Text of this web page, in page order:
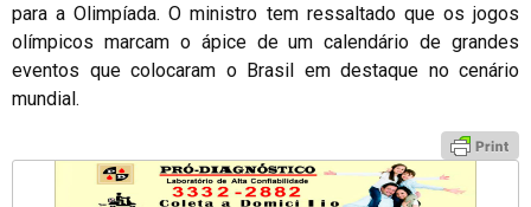
para a Olimpíada. O ministro tem ressaltado que os jogos
olímpicos marcam o ápice de um calendário de grandes
eventos que colocaram o Brasil em destaque no cenário
mundial.